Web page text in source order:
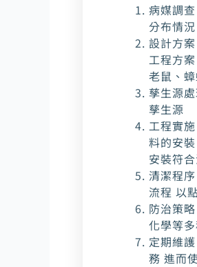
病媒調
分布情況
設計方
工程方
老鼠、
孳生源
孳生源
工程實
料的安
安裝符
清潔程
流程 以
防治策
化學等
定期維
務 進而